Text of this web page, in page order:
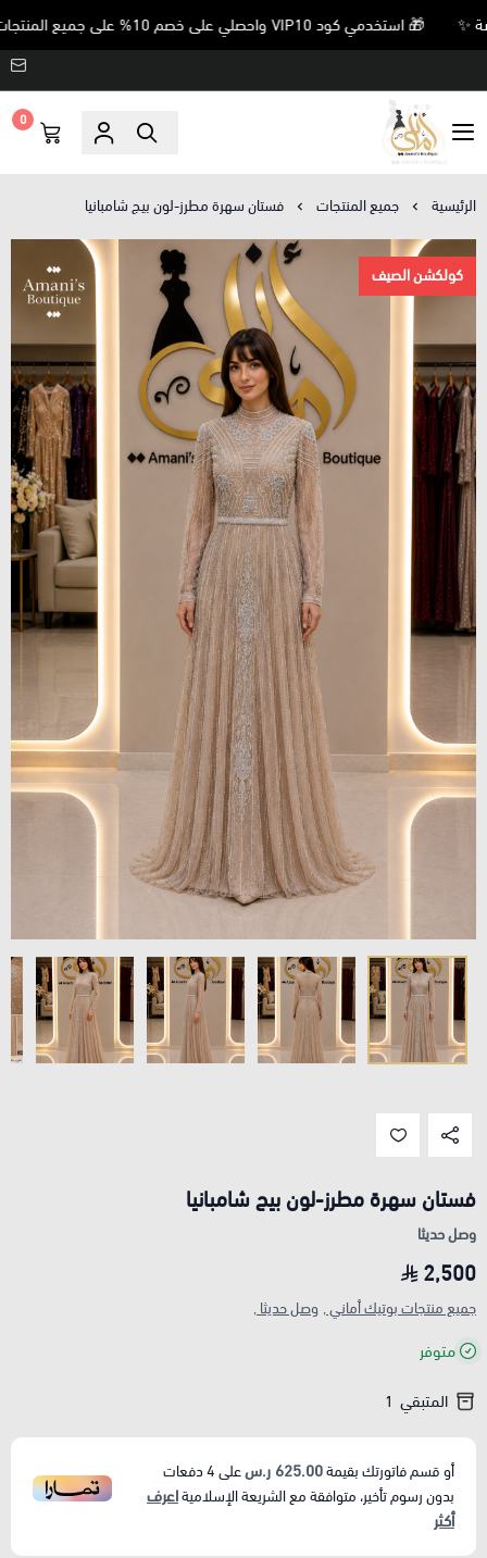
🎁 استخدمي كود VIP10 واحصلي على خصم 10% على جميع المنتجات غير المخفضة ✨
Amani’s Boutique
0
الرئيسية جميع المنتجات فستان سهرة مطرز-لون بيج شامبانيا
كولكشن الصيف
فستان سهرة مطرز-لون بيج شامبانيا
وصل حديثا
2,500
جميع منتجات بوتيك أماني , وصل حديثا ,
متوفر
المتبقي 1
أو قسم فاتورتك بقيمة625.00 ر.س على4دفعات
بدون رسوم تأخير، متوافقة مع الشريعة الإسلاميةاعرف
أكثر